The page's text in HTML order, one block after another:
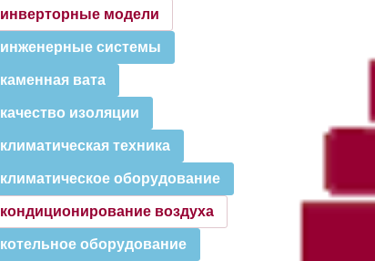
инверторные модели
инженерные системы
каменная вата
качество изоляции
климатическая техника
климатическое оборудование
кондиционирование воздуха
котельное оборудование